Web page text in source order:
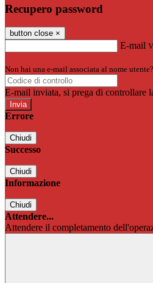
Recupero password
button close ×
E-mail
Non hai una e-mail associata al nome
E-mail inviata, si prega di controllare
Errore
Chiudi
Successo
Chiudi
Informazione
Chiudi
Attendere...
Attendere il completamento